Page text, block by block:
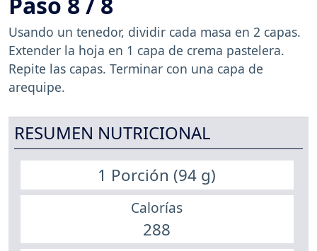
Usando un tenedor, dividir cada masa en 2 capas.
Extender la hoja en 1 capa de crema pastelera.
Repite las capas. Terminar con una capa de
arequipe.
RESUMEN NUTRICIONAL
1 Porción (94 g)
Calorías
288